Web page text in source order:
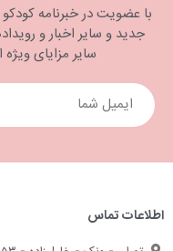
با عضویت در خبرنامه
جدید و سایر اخبار و
سایر مزایای
اطلاعات تماس